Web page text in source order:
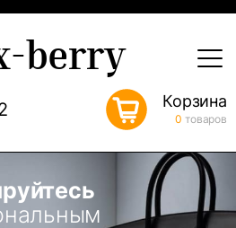
berry
Корзина
0 товаров